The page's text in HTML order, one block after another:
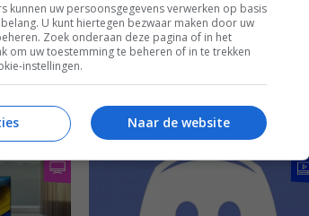
GAMING NIEUWS ENTERTAINMENT GAMING
PlayStation 5
13 MEI 2021
kunnen uw persoonsgegevens verwerken op basis
U kunt hiertegen bezwaar maken door uw
Zoek onderaan deze pagina of in het
om uw toestemming te beheren of in te trekken
instellingen.
Naar de website